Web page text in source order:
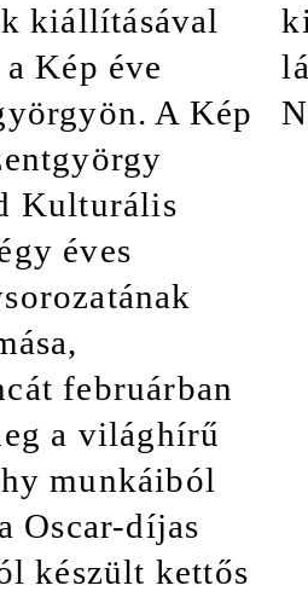
kiállításával
Kép éve
A Kép
Kulturális
éves
februárban
a világhírű
munkáiból
Oscar-díjas
készült kettős